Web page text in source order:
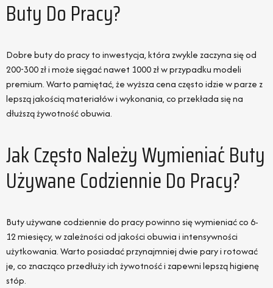
Buty Do Pracy?
Dobre buty do pracy to inwestycja, która zwykle zaczyna się od
200-300 zł i może sięgać nawet 1000 zł w przypadku modeli
premium. Warto pamiętać, że wyższa cena często idzie w parze z
lepszą jakością materiałów i wykonania, co przekłada się na
dłuższą żywotność obuwia.
Jak Często Należy Wymieniać Buty
Używane Codziennie Do Pracy?
Buty używane codziennie do pracy powinno się wymieniać co 6-
12 miesięcy, w zależności od jakości obuwia i intensywności
użytkowania. Warto posiadać przynajmniej dwie pary i rotować
je, co znacząco przedłuży ich żywotność i zapewni lepszą higienę
stóp.